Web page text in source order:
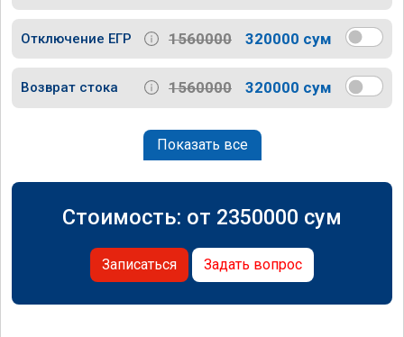
Отключение ЕГР 1560000 320000 сум
Возврат стока 1560000 320000 сум
Показать все
Стоимость: от 2350000 сум
Записаться Задать вопрос